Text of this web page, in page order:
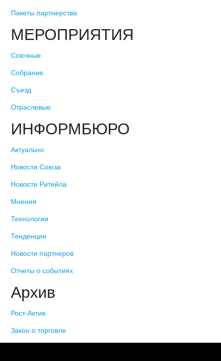
Пакеты партнерства
МЕРОПРИЯТИЯ
Союзные
Собрание
Съезд
Отраслевые
ИНФОРМБЮРО
Актуально
Новости Союза
Новости Ритейла
Мнения
Технологии
Тенденции
Новости партнеров
Отчеты о событиях
Архив
Рост-Актив
Закон о торговле